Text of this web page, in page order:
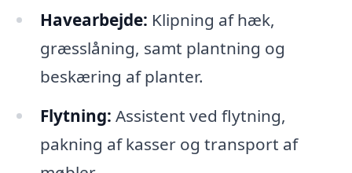
Havearbejde: Klipning af hæk,
græsslåning, samt plantning og
beskæring af planter.
Flytning: Assistent ved flytning,
pakning af kasser og transport af